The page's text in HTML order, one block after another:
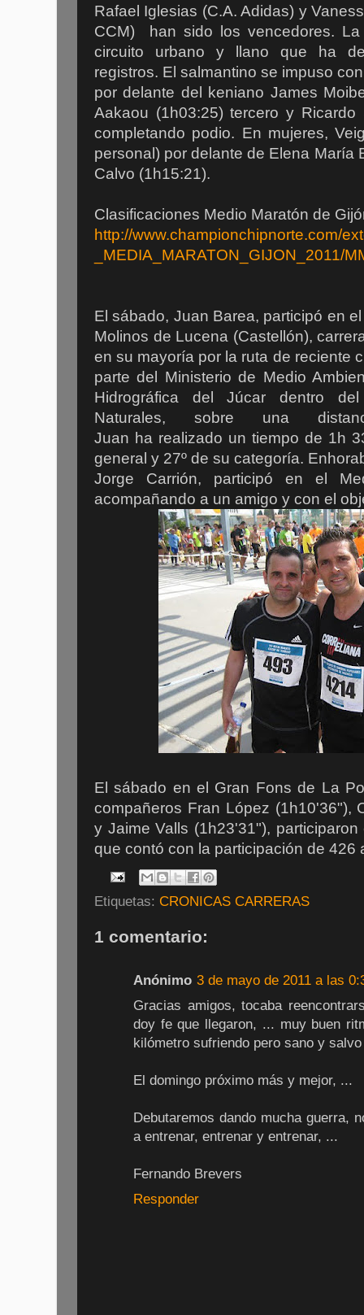
Rafael Iglesias (C.A. Adidas) y
CCM) han sido los vencedores.
circuito urbano y llano que ha
registros. El salmantino se impuso
por delante del keniano James
Aakaou (1h03:25) tercero y Ricardo
completando podio. En mujeres,
personal) por delante de Elena María
Calvo (1h15:21).
Clasificaciones Medio Maratón de
http://www.championchipnorte.com/
_MEDIA_MARATON_GIJON_2011/
El sábado, Juan Barea, participó en
Molinos de Lucena (Castellón),
en su mayoría por la ruta de reciente
parte del Ministerio de Medio
Hidrográfica del Júcar dentro
Naturales, sobre una
Juan ha realizado un tiempo de 1h
general y 27º de su categoría.
Jorge Carrión, participó en el
acompañando a un amigo y con el
El sábado en el Gran Fons de La
compañeros Fran López (1h10'36"),
y Jaime Valls (1h23'31"),
que contó con la participación de 426
Etiquetas: CRONICAS CARRERAS
1 comentario:
Anónimo 3 de mayo de 2011 a las
Gracias amigos, tocaba
doy fe que llegaron, ... muy buen
kilómetro sufriendo pero sano y
El domingo próximo más y mejor, ...
Debutaremos dando mucha guerra,
a entrenar, entrenar y entrenar, ...
Fernando Brevers
Responder